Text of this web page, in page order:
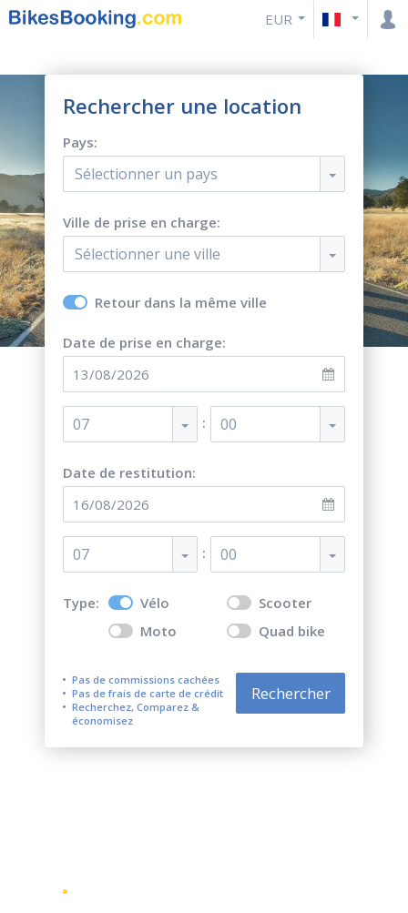
EUR
Rechercher une location
Pays:
Sélectionner un pays
Ville de prise en charge:
Sélectionner une ville
Retour dans la même ville
Date de prise en charge:
07 : 00
Date de restitution:
07 : 00
Type: Vélo
Scooter
Moto
Quad bike
Pas de commissions cachées
Pas de frais de carte de crédit
Recherchez, Comparez &
économisez
Rechercher